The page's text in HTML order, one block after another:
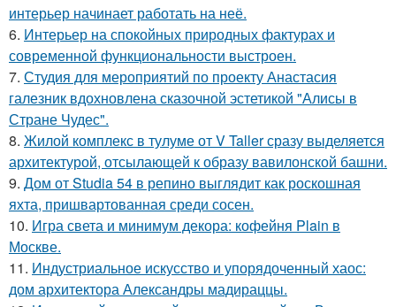
интерьер начинает работать на неё.
6. Интерьер на спокойных природных фактурах и
современной функциональности выстроен.
7. Студия для мероприятий по проекту Анастасия
галезник вдохновлена сказочной эстетикой "Алисы в
Стране Чудес".
8. Жилой комплекс в тулуме от V Taller сразу выделяется
архитектурой, отсылающей к образу вавилонской башни.
9. Дом от Studia 54 в репино выглядит как роскошная
яхта, пришвартованная среди сосен.
10. Игра света и минимум декора: кофейня Plain в
Москве.
11. Индустриальное искусство и упорядоченный хаос:
дом архитектора Александры мадираццы.